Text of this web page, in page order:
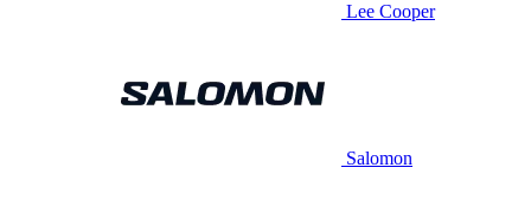
Lee Cooper
Salomon